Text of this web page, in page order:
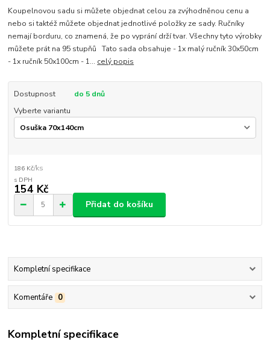
Koupelnovou sadu si můžete objednat celou za zvýhodněnou cenu a
nebo si taktéž můžete objednat jednotlivé položky ze sady. Ručníky
nemají borduru, co znamená, že po vyprání drží tvar. Všechny tyto výrobky
můžete prát na 95 stupňů Tato sada obsahuje - 1x malý ručník 30x50cm
- 1x ručník 50x100cm - 1... celý popis
Dostupnost
do 5 dnů
Vyberte variantu
186 Kč/ks
154 Kč
Přidat do košíku
Kompletní specifikace
Komentáře 0
Kompletní specifikace